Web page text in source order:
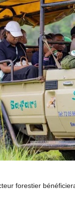
forestier